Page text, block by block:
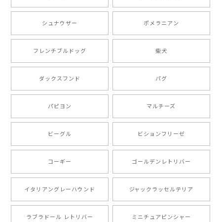
【 ボーダーコリー 水彩画風 毛色4色 】 手帳 スマホケース 犬 うちの子 iPhone & Android
ったです。 ご連絡が取りづらい点だけ少し不安になり
ましたが、商品の素敵さでチャラです。 本当に可愛
い。ありがとうございます。
2024/10/28
注文受領連絡が無かったのでハラハラしましたが… 可
愛い商品が届きました！大満足です♪
シュナウザー ポメラニアン
フレンチブルドッグ 柴犬
ダックスフンド パグ
パピヨン マルチーズ
ビーグル ビションフリーゼ
コーギー ゴールデンレトリバー
イタリアングレーハウンド ジャックラッセルテリア
ラブラドール レトリバー ミニチュアピンシャー